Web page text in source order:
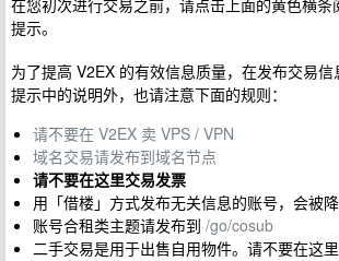
在您初次进行交易之前，请点击上面的黄色横条
提示。
为了提高 V2EX 的有效信息质量，在发布交易
提示中的说明外，也请注意下面的规则：
请不要在 V2EX 卖 VPS / VPN
域名交易请发布到域名节点
请不要在这里交易发票
用「借楼」方式发布无关信息的账号，会被
账号合租类主题请发布到 /go/cosub
二手交易是用于出售自用物件。请不要在这里